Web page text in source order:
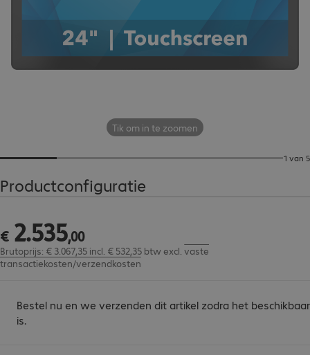
Tik om in te zoomen
1 van 5
Productconfiguratie
€ 2.535,00
€ 2.535,00
Brutoprijs: € 3.067,35 incl. € 532,35 btw excl. vaste
transactiekosten/verzendkosten
Bestel nu en we verzenden dit artikel zodra het beschikbaar
is.